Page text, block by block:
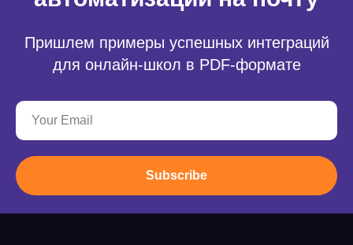
Пришлем примеры успешных интеграций
для онлайн-школ в PDF-формате
Subscribe